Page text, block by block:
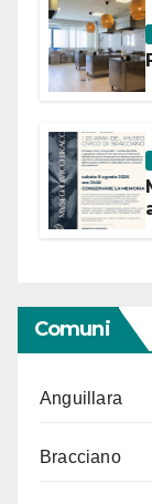
Comuni
Anguillara
Bracciano